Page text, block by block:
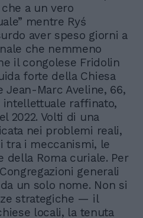
a un vero
mentre Ryś
aver speso giorni a
che nemmeno
il congolese Fridolin
forte della Chiesa
Jean-Marc Aveline, 66,
raffinato,
2022. Volti di una
nei problemi reali,
tra i meccanismi, le
della Roma curiale. Per
generali
un solo nome. Non si
strategiche — il
locali, la tenuta